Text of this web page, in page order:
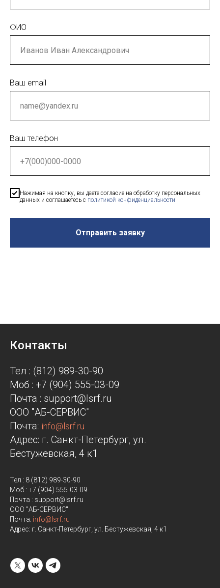
ФИО
Ваш email
Ваш телефон
Нажимая на кнопку, вы даете согласие на обработку персональных
данных и соглашаетесь c политикой конфиденциальности
Отправить заявку
Контакты
Тел : (812) 989-30-90
Моб : +7 (904) 555-03-09
Почта : support@lsrf.ru
ООО "АБ-СЕРВИС"
Почта: info@lsrf.ru
Адрес: г. Санкт-Петербург, ул.
Бестужевская, 4 к1
Тел : 8 (812) 989-30-90
Моб : +7 (904) 555-03-09
Почта : support@lsrf.ru
ООО "АБ-СЕРВИС"
Почта: info@lsrf.ru
Адрес: г. Санкт-Петербург, ул. Бестужевская, 4 к1